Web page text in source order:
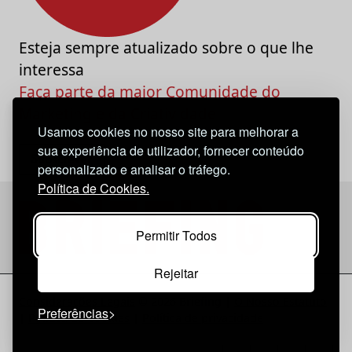
Usamos cookies no nosso site para melhorar a
sua experiência de utilizador, fornecer conteúdo
personalizado e analisar o tráfego.
Política de Cookies.
Permitir Todos
Rejeitar
Preferências
Esteja sempre atualizado sobre o que lhe
interessa
Faça parte da maior Comunidade do
Política de Cookies